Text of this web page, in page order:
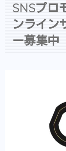
SNSプロ
ンライン
ー募集中